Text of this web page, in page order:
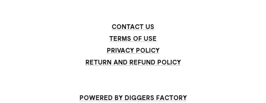
CONTACT US
TERMS OF USE
PRIVACY POLICY
RETURN AND REFUND POLICY
POWERED BY DIGGERS FACTORY